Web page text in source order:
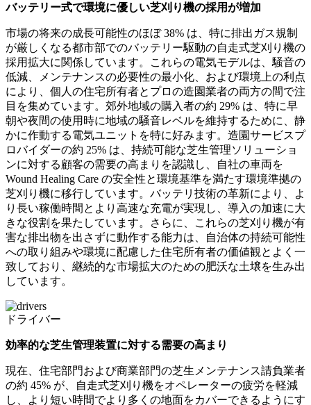
バッテリー式で環境に優しい芝刈り機の採用が増加
市場の将来の成長可能性のほぼ 38% は、特に排出ガス規制
が厳しくなる都市部でのバッテリー駆動の自走式芝刈り機の
採用拡大に関係しています。これらの電気モデルは、騒音の
低減、メンテナンスの必要性の最小化、および環境上の利点
により、個人の住宅所有者とプロの造園業者の両方の間で注
目を集めています。郊外地域の購入者の約 29% は、特に早
朝や夜間の使用時に地域の騒音レベルを維持するために、静
かに作動する電気ユニットを特に好みます。造園サービスプ
ロバイダーの約 25% は、持続可能な芝生管理ソリューショ
ンに対する顧客の需要の高まりを認識し、自社の車両を
Wound Healing Care の安全性と環境基準を満たす環境準拠の
芝刈り機に移行しています。バッテリ技術の革新により、よ
り長い稼働時間とより高速な充電が実現し、導入の加速に大
きな役割を果たしています。さらに、これらの芝刈り機が有
害な排出物を出さずに動作する能力は、自治体の持続可能性
への取り組みや環境に配慮した住宅所有者の価値観とよく一
致しており、継続的な市場拡大のための肥沃な土壌を生み出
しています。
ドライバー
効率的な芝生管理装置に対する需要の高まり
現在、住宅部門および商業部門の芝生メンテナンス請負業者
の約 45% が、自走式芝刈り機をオペレーターの疲労を軽減
し、より短い時間でより多くの地面をカバーできるようにす